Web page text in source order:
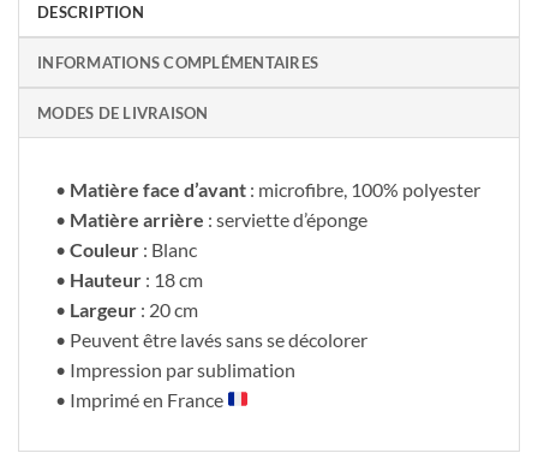
DESCRIPTION
INFORMATIONS COMPLÉMENTAIRES
MODES DE LIVRAISON
• Matière face d’avant : microfibre, 100% polyester
• Matière arrière : serviette d’éponge
• Couleur : Blanc
• Hauteur : 18 cm
• Largeur : 20 cm
• Peuvent être lavés sans se décolorer
• Impression par sublimation
• Imprimé en France